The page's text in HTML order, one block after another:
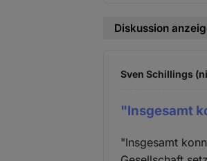
Diskussion
Sven Schillings
"Insgesamt
"Insgesamt